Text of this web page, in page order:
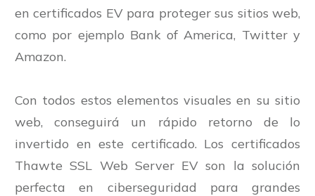
en certificados EV para proteger sus sitios web,
como por ejemplo Bank of America, Twitter y
Amazon.
Con todos estos elementos visuales en su sitio
web, conseguirá un rápido retorno de lo
invertido en este certificado. Los certificados
Thawte SSL Web Server EV son la solución
perfecta en ciberseguridad para grandes